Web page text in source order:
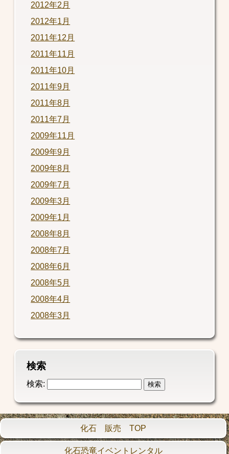
2012年2月
2012年1月
2011年12月
2011年11月
2011年10月
2011年9月
2011年8月
2011年7月
2009年11月
2009年9月
2009年8月
2009年7月
2009年3月
2009年1月
2008年8月
2008年7月
2008年6月
2008年5月
2008年4月
2008年3月
検索
検索:
化石 販売 TOP
化石恐竜イベントレンタル